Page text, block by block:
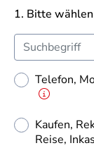
1. Bitte
Telefon,
Kaufen,
Reise,